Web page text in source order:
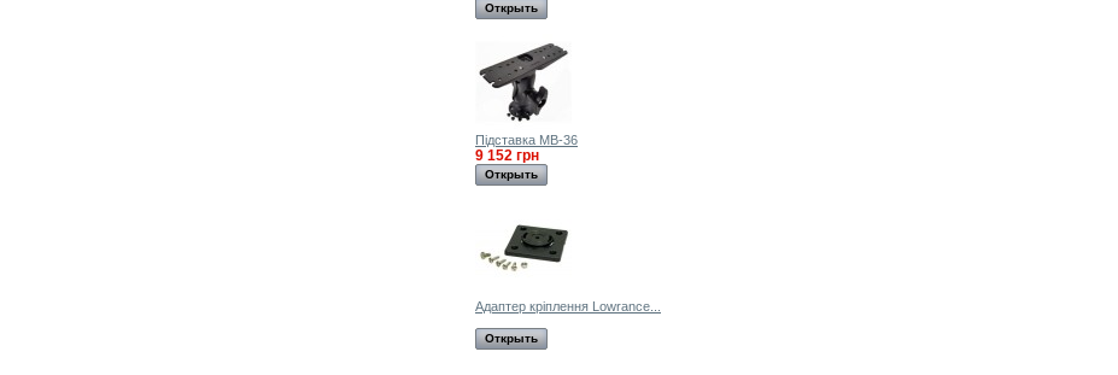
Открыть
Підставка MB-36
9 152 грн
Открыть
Адаптер кріплення Lowrance...
Открыть